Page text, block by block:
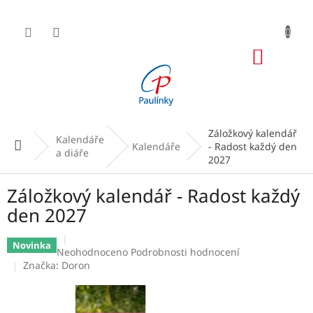
obsah
Domů Kalendáře
a diáře
Kalendáře
Záložkový kalendář
- Radost každý den
2027
Záložkový kalendář - Radost každý
den 2027
Novinka Průměrné
hodnocení
Neohodnoceno Podrobnosti hodnocení
Značka: Doron